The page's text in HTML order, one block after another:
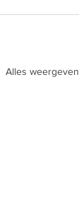
Alles weergeven